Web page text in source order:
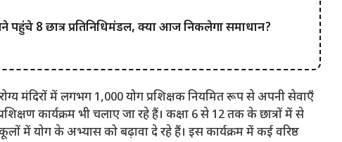
पहुंचे 8 छात्र प्रतिनिधिमंडल, क्या आज निकलेगा समाधान?
मंदिरों में लगभग 1,000 योग प्रशिक्षक नियमित रूप से अपनी सेवाएँ
कार्यक्रम भी चलाए जा रहे हैं। कक्षा 6 से 12 तक के छात्रों में से
में योग के अभ्यास को बढ़ावा दे रहे हैं। इस कार्यक्रम में कई वरिष्ठ